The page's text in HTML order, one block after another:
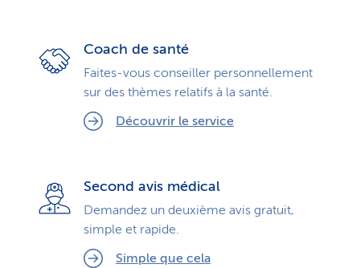
Coach de santé
Faites-vous conseiller personnellement
sur des thèmes relatifs à la santé.
Découvrir le service
Second avis médical
Demandez un deuxième avis gratuit,
simple et rapide.
Simple que cela